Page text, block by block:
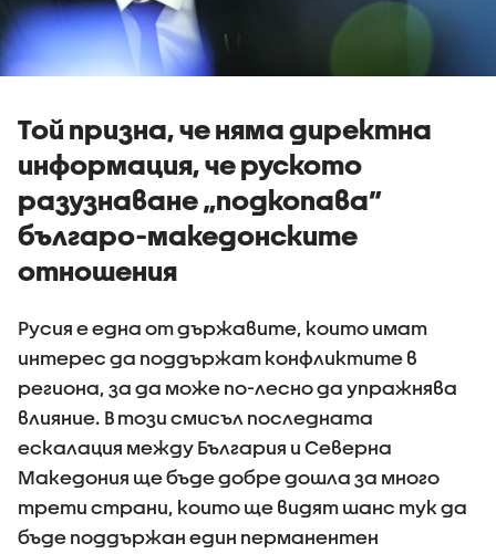
Той призна, че няма директна
информация, че руското
разузнаване „подкопава”
българо-македонските
отношения
Русия е една от държавите, които имат
интерес да поддържат конфликтите в
региона, за да може по-лесно да упражнява
влияние. В този смисъл последната
ескалация между България и Северна
Македония ще бъде добре дошла за много
трети страни, които ще видят шанс тук да
бъде поддържан един перманентен